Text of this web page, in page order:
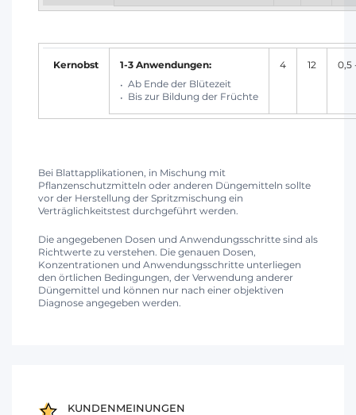
Kernobst
1-3 Anwendungen:
Ab Ende der Blütezeit
Bis zur Bildung der Früchte
4 12 0,5
Bei Blattapplikationen, in Mischung mit
Pflanzenschutzmitteln oder anderen Düngemitteln sollte
vor der Herstellung der Spritzmischung ein
Verträglichkeitstest durchgeführt werden.
Die angegebenen Dosen und Anwendungsschritte sind als
Richtwerte zu verstehen. Die genauen Dosen,
Konzentrationen und Anwendungsschritte unterliegen
den örtlichen Bedingungen, der Verwendung anderer
Düngemittel und können nur nach einer objektiven
Diagnose angegeben werden.
KUNDENMEINUNGEN